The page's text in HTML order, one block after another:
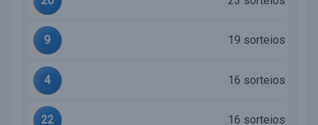
9 19 sorteios
4 16 sorteios
22 16 sorteios